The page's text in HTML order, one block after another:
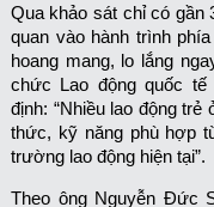
Qua khảo sát chỉ có gần
quan vào hành trình
hoang mang, lo lắng
chức Lao động quốc tế
định: “Nhiều lao động
thức, kỹ năng phù hợp
trường lao động hiện tại”.
Theo ông Nguyễn Đức